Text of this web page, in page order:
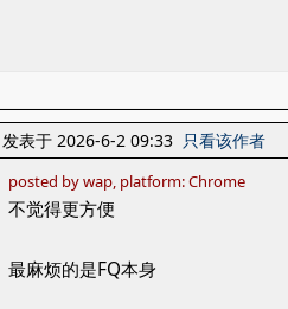
发表于 2026-6-2 09:33 只看该作者
posted by wap, platform: Chrome
不觉得更方便
最麻烦的是FQ本身